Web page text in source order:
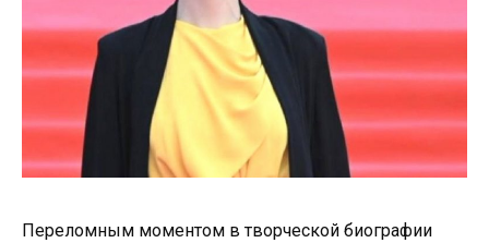
Переломным моментом в творческой биографии